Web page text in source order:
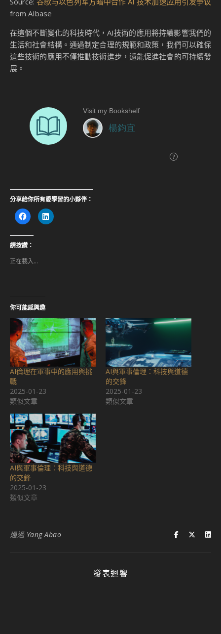
from AIbase
在這個不斷變化的科技時代，AI技術的應用將持續影響我們的
生活和社會結構。通過制定合理的規範和政策，我們可以確保
這些技術的應用不僅推動技術進步，還能促進社會的可持續發
展。
分享給你所有愛學習的小夥伴：
按
一
分
享
至
新
分
享
請按讚：
正在載入...
你可能感興趣
AI倫理在軍事中的應用與挑
戰
2025-01-23
類似文章
AI與軍事倫理：科技與道德
的交鋒
2025-01-23
類似文章
AI與軍事倫理：科技與道德
的交鋒
2025-01-23
類似文章
通過 Yang Abao
發表迴響